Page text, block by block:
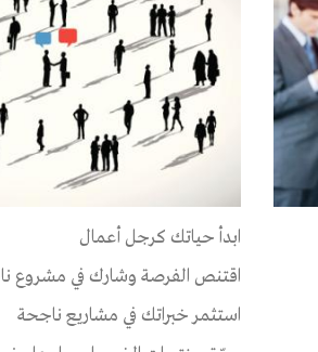
ابدأ حياتك كرجل أعمال
اقتنص الفرصة وشارك في مشروع
استثمر خبراتك في مشاريع ناجحة